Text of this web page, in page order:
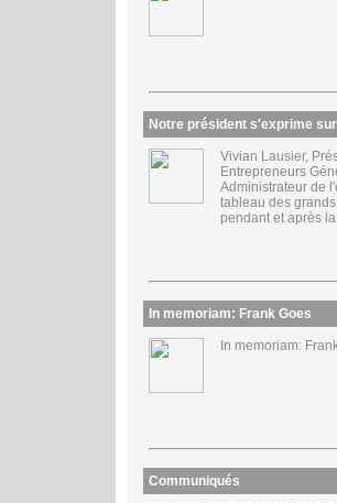
Notre président s'exprime
Vivian Lausier,
Entrepreneurs
Administrateur de
tableau des
pendant et après
In memoriam: Frank Goes
In memoriam:
Communiqués